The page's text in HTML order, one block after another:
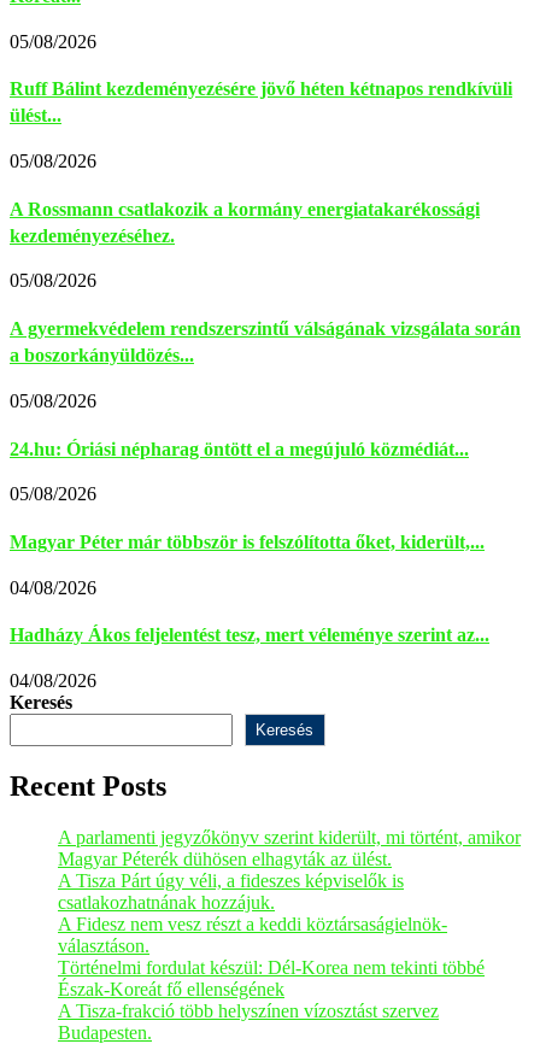
05/08/2026
Ruff Bálint kezdeményezésére jövő héten kétnapos rendkívüli
ülést...
05/08/2026
A Rossmann csatlakozik a kormány energiatakarékossági
kezdeményezéséhez.
05/08/2026
A gyermekvédelem rendszerszintű válságának vizsgálata során
a boszorkányüldözés...
05/08/2026
24.hu: Óriási népharag öntött el a megújuló közmédiát...
05/08/2026
Magyar Péter már többször is felszólította őket, kiderült,...
04/08/2026
Hadházy Ákos feljelentést tesz, mert véleménye szerint az...
04/08/2026
Keresés
Keresés
Recent Posts
A parlamenti jegyzőkönyv szerint kiderült, mi történt, amikor
Magyar Péterék dühösen elhagyták az ülést.
A Tisza Párt úgy véli, a fideszes képviselők is
csatlakozhatnának hozzájuk.
A Fidesz nem vesz részt a keddi köztársaságielnök-
választáson.
Történelmi fordulat készül: Dél-Korea nem tekinti többé
Észak-Koreát fő ellenségének
A Tisza-frakció több helyszínen vízosztást szervez
Budapesten.